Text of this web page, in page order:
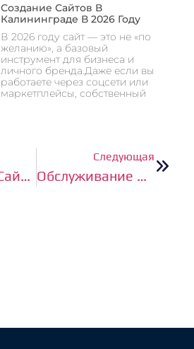
Создание Сайтов В
Калининграде В 2026 Году
В 2026 году сайт — это не «по
желанию», а базовый
инструмент для бизнеса и
личного бренда.Даже если вы
работаете через соцсети или
маркетплейсы, собственный
Разработка Сайта Калининград
Следующая
Обслуживание Вашего Сайта Wordpress